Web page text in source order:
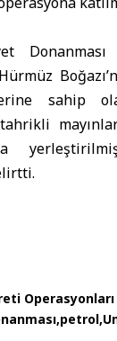
Donanması
sahip
Operasyonları
petrol